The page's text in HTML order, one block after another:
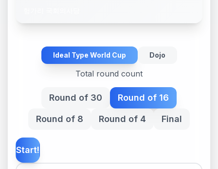
Ideal Type World Cup Dojo
Total round count
Round of 30 Round of 16
Round of 8 Round of 4 Final
Start!